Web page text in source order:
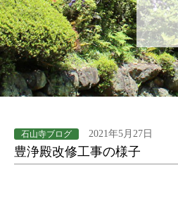
石山寺ブログ 2021年5月27日
豊浄殿改修工事の様子